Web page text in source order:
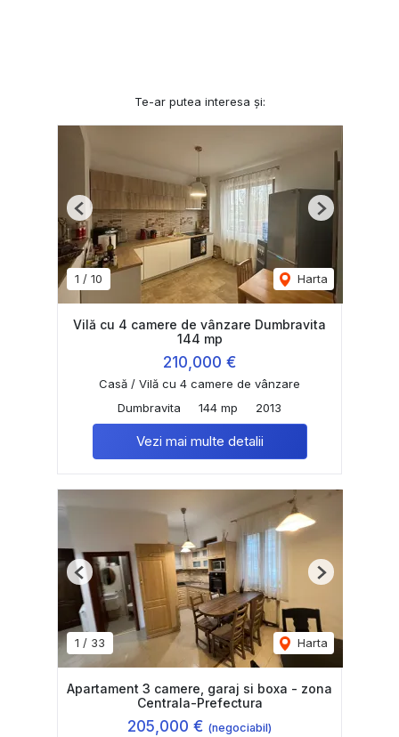
Te-ar putea interesa și:
1 / 10 Harta
Previous Next
Vilă cu 4 camere de vânzare Dumbravita
144 mp
210,000 €
Casă / Vilă cu 4 camere de vânzare
Dumbravita
144 mp 2013
Vezi mai multe detalii
1 / 33 Harta
Previous Next
Apartament 3 camere, garaj si boxa - zona
Centrala-Prefectura
205,000 € (negociabil)